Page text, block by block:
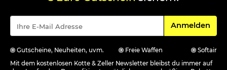
Für den
Anmelden
Gutscheine, Neuheiten, uvm. Freie Waffen
Softair
Mit dem kostenlosen Kotte & Zeller Newsletter bleibst du immer auf